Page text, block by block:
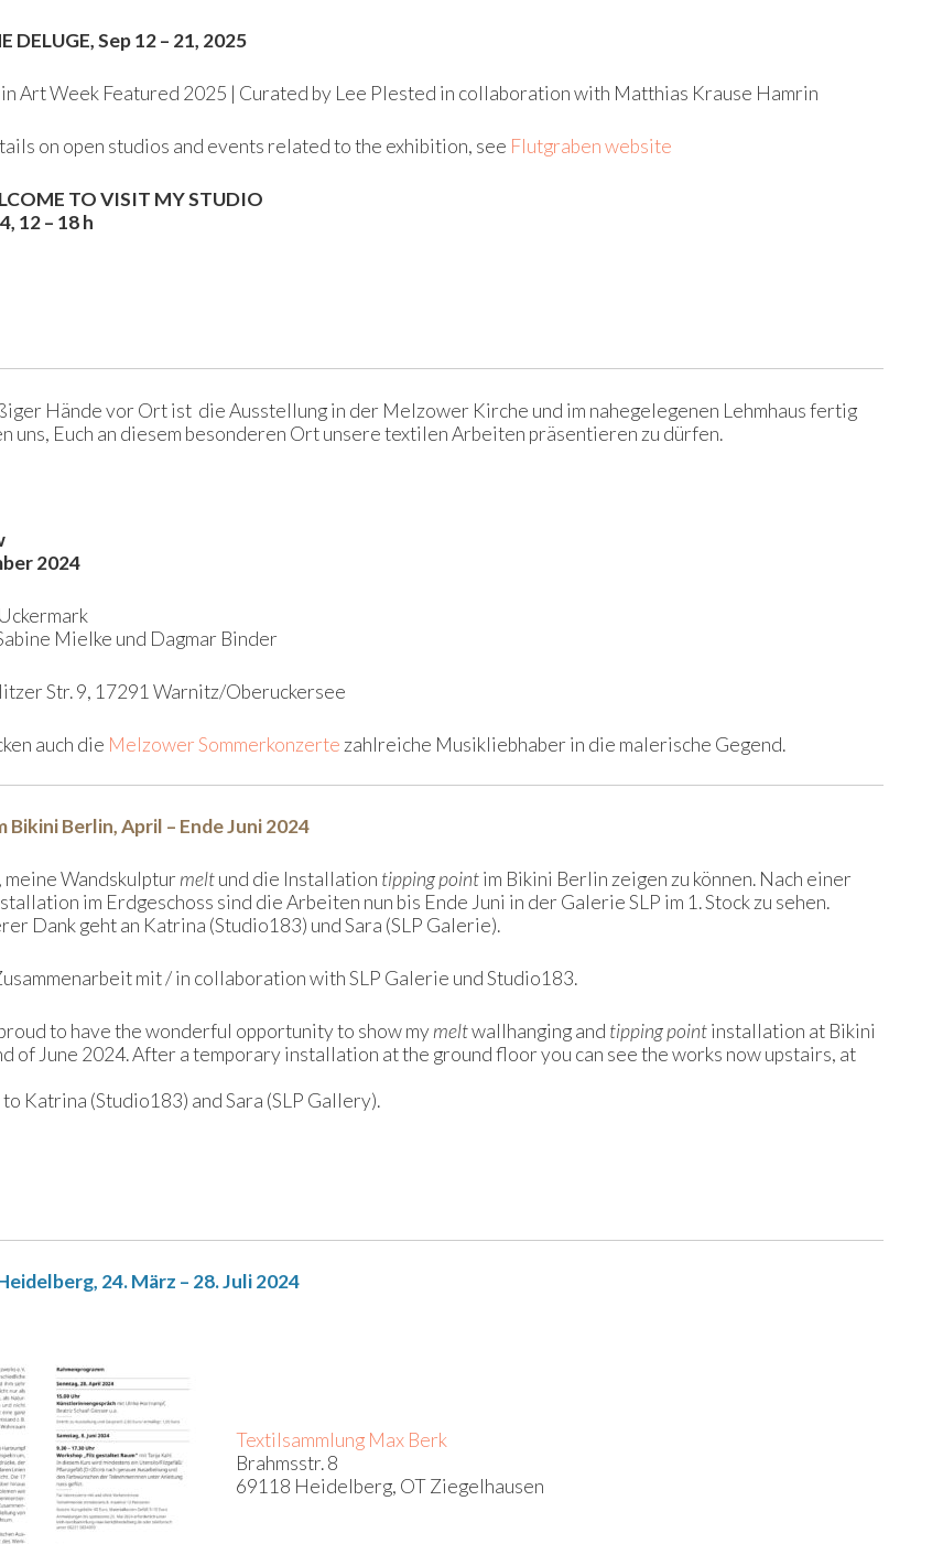
DELUGE, Sep 12 – 21, 2025
Art Week Featured 2025 | Curated by Lee Plested in collaboration with Matthias Krause Hamrin
on open studios and events related to the exhibition, see Flutgraben website
TO VISIT MY STUDIO
12 – 18 h
Hände vor Ort ist die Ausstellung in der Melzower Kirche und im nahegelegenen Lehmhaus fertig
uns, Euch an diesem besonderen Ort unsere textilen Arbeiten präsentieren zu dürfen.
2024
Mielke und Dagmar Binder
Str. 9, 17291 Warnitz/Oberuckersee
auch die Melzower Sommerkonzerte zahlreiche Musikliebhaber in die malerische Gegend.
Berlin, April – Ende Juni 2024
meine Wandskulptur meltund die Installation tipping pointim Bikini Berlin zeigen zu können. Nach einer
im Erdgeschoss sind die Arbeiten nun bis Ende Juni in der Galerie SLP im 1. Stock zu sehen.
Dank geht an Katrina (Studio183) und Sara (SLP Galerie).
mit / in collaboration with SLP Galerie und Studio183.
proud to have the wonderful opportunity to show mymeltwallhanging and tipping pointinstallation at Bikini
of June 2024. After a temporary installation at the ground floor you can see the works now upstairs, at
Katrina (Studio183) and Sara (SLP Gallery).
24. März – 28. Juli 2024
Textilsammlung Max Berk
Brahmsstr. 8
69118 Heidelberg, OT Ziegelhausen